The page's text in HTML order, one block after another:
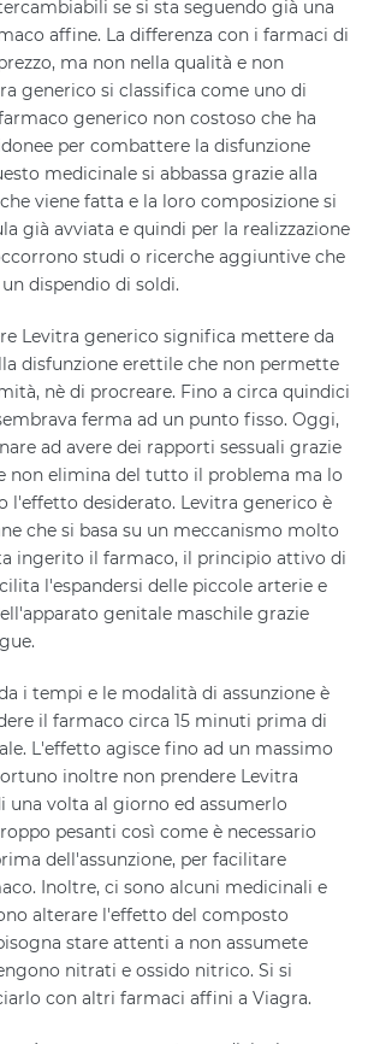
se si sta seguendo già una
affine. La differenza con i farmaci di
ma non nella qualità e non
generico si classifica come uno di
generico non costoso che ha
per combattere la disfunzione
medicinale si abbassa grazie alla
viene fatta e la loro composizione si
già avviata e quindi per la realizzazione
studi o ricerche aggiuntive che
dispendio di soldi.
Levitra generico significa mettere da
disfunzione erettile che non permette
nè di procreare. Fino a circa quindici
ferma ad un punto fisso. Oggi,
ad avere dei rapporti sessuali grazie
non elimina del tutto il problema ma lo
l'effetto desiderato. Levitra generico è
che si basa su un meccanismo molto
ingerito il farmaco, il principio attivo di
l'espandersi delle piccole arterie e
genitale maschile grazie
i tempi e le modalità di assunzione è
il farmaco circa 15 minuti prima di
L'effetto agisce fino ad un massimo
inoltre non prendere Levitra
una volta al giorno ed assumerlo
pesanti così come è necessario
dell'assunzione, per facilitare
Inoltre, ci sono alcuni medicinali e
alterare l'effetto del composto
stare attenti a non assumete
nitrati e ossido nitrico. Si si
con altri farmaci affini a Viagra.